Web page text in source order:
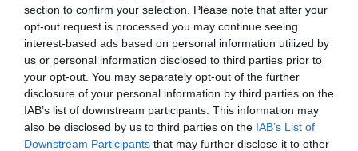
section to confirm your selection. Please note that after your
opt-out request is processed you may continue seeing
interest-based ads based on personal information utilized by
us or personal information disclosed to third parties prior to
your opt-out. You may separately opt-out of the further
disclosure of your personal information by third parties on the
IAB’s list of downstream participants. This information may
also be disclosed by us to third parties on the IAB’s List of
Downstream Participants that may further disclose it to other
ByMcteam